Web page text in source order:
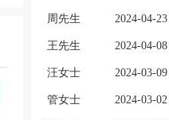
周先生 2024-04-23
王先生 2024-04-08
汪女士 2024-03-09
管女士 2024-03-02